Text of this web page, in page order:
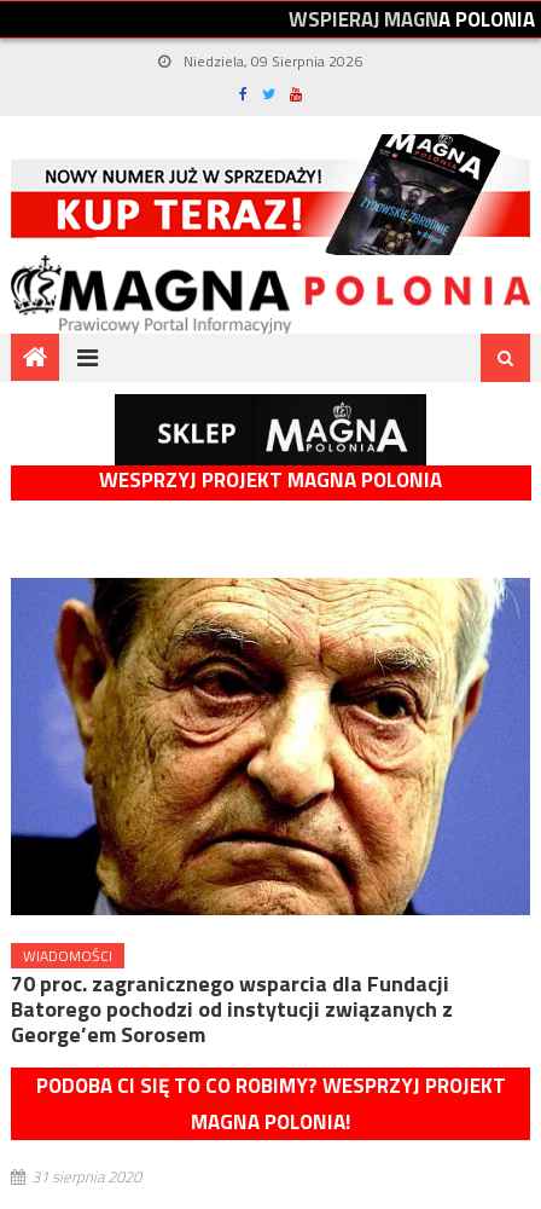
WSPIERAJMAGNAPOLONIA
Niedziela, 09 Sierpnia 2026
WESPRZYJ PROJEKT MAGNA POLONIA
WIADOMOŚCI
70 proc. zagranicznego wsparcia dla Fundacji
Batorego pochodzi od instytucji związanych z
George’em Sorosem
PODOBA CI SIĘ TO CO ROBIMY? WESPRZYJ PROJEKT
MAGNA POLONIA!
31 sierpnia 2020